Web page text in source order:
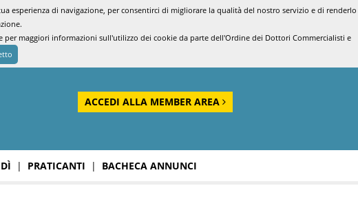
esperienza di navigazione, per consentirci di migliorare la qualità del nostro servizio e di renderlo
per maggiori informazioni sull'utilizzo dei cookie da parte dell'Ordine dei Dottori Commercialisti e
ACCEDI ALLA MEMBER AREA
| PRATICANTI | BACHECA ANNUNCI